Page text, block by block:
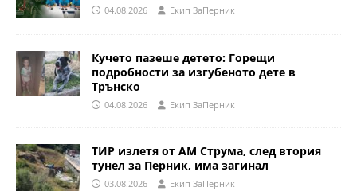
04.08.2026 Eкип ЗаПерник
Кучето пазеше детето: Горещи
подробности за изгубеното дете в
Трънско
04.08.2026 Eкип ЗаПерник
ТИР излетя от АМ Струма, след втория
тунел за Перник, има загинал
03.08.2026 Eкип ЗаПерник